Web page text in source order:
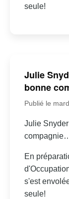
seule!
Julie
bonne
Publié le
Julie
En
s'est
seule!